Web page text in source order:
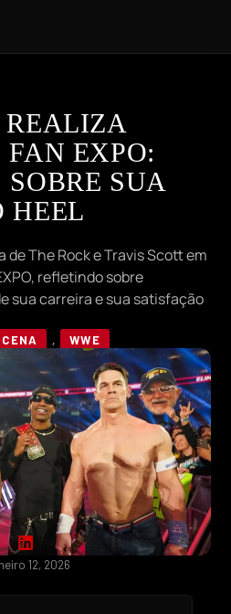
REALIZA
EXPO:
SUA
HEEL
The Rock e Travis Scott em
refletindo sobre
sua carreira e sua satisfação
, WWE
12, 2026